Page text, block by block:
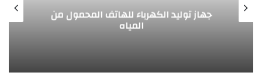
الكهرباء للهاتف المحمول من
المياه
تصميم مبتكر